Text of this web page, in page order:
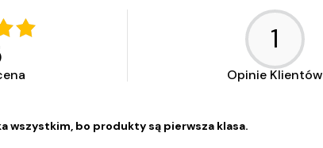
1
Opinie Klientów
wszystkim, bo produkty są pierwsza klasa.